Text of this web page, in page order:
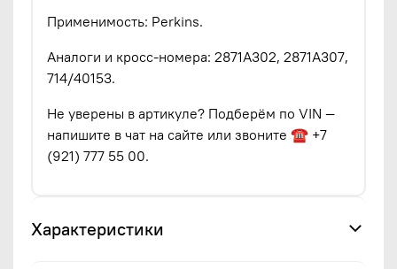
Применимость: Perkins.
Аналоги и кросс-номера: 2871A302, 2871A307,
714/40153.
Не уверены в артикуле? Подберём по VIN —
напишите в чат на сайте или звоните ☎ +7
(921) 777 55 00.
Характеристики